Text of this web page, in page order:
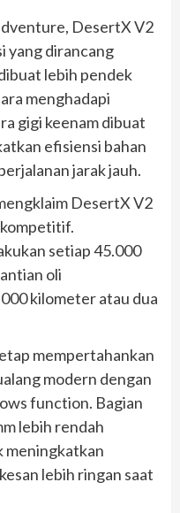
DesertX V2
yang dirancang
lebih pendek
menghadapi
gigi keenam dibuat
efisiensi bahan
jarak jauh.
DesertX V2
setiap 45.000
oli
kilometer atau dua
mempertahankan
modern dengan
function. Bagian
lebih rendah
meningkatkan
lebih ringan saat